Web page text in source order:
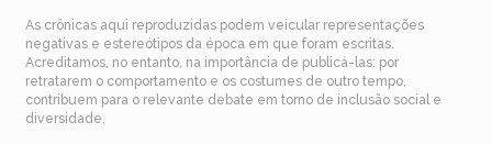
As crônicas aqui reproduzidas podem veicular representações
negativas e estereótipos da época em que foram escritas.
Acreditamos, no entanto, na importância de publicá-las: por
retratarem o comportamento e os costumes de outro tempo,
contribuem para o relevante debate em torno de inclusão social e
diversidade.